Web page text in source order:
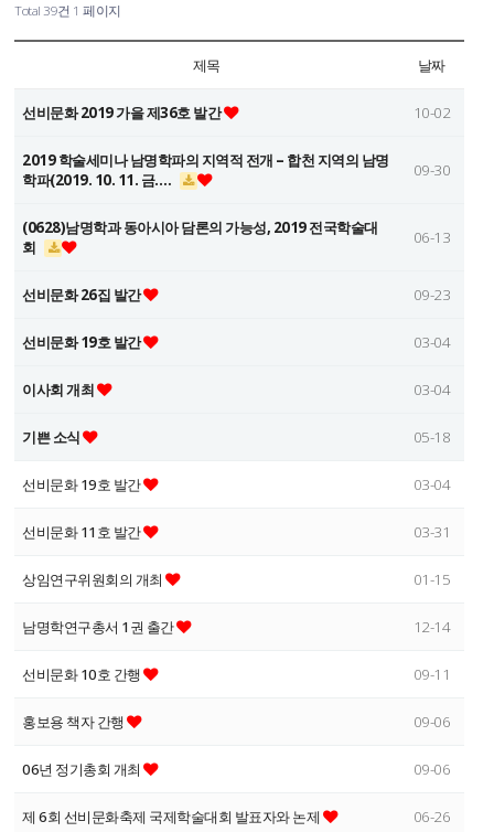
Total 39건 1 페이지
제목 날짜
선비문화 2019 가을 제36호 발간 10-02
2019 학술세미나 남명학파의 지역적 전개 – 합천 지역의 남명
학파(2019. 10. 11. 금.…
09-30
(0628)남명학과 동아시아 담론의 가능성, 2019 전국학술대
회
06-13
선비문화 26집 발간 09-23
선비문화 19호 발간 03-04
이사회 개최 03-04
기쁜 소식 05-18
선비문화 19호 발간 03-04
선비문화 11호 발간 03-31
상임연구위원회의 개최 01-15
남명학연구총서 1권 출간 12-14
선비문화 10호 간행 09-11
홍보용 책자 간행 09-06
06년 정기총회 개최 09-06
제 6회 선비문화축제 국제학술대회 발표자와 논제 06-26